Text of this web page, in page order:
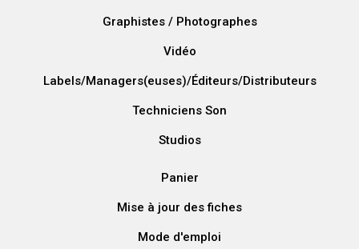
Graphistes / Photographes
Vidéo
Labels/Managers(euses)/Éditeurs/Distributeurs
Techniciens Son
Studios
Panier
Mise à jour des fiches
Mode d'emploi